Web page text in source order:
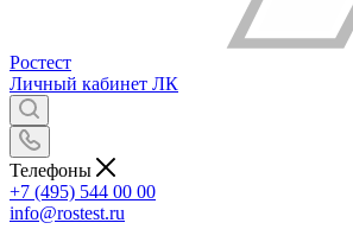
Ростест
Личный кабинет ЛК
Телефоны
+7 (495) 544 00 00
info@rostest.ru